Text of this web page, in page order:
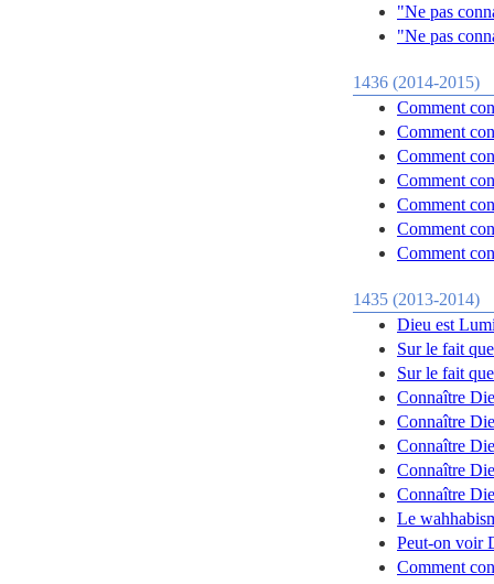
"Ne pas
"Ne pas
1436 (2014-2015)
Comment
Comment
Comment
Comment
Comment
Comment
Comment
1435 (2013-2014)
Dieu est
Sur le fait
Sur le fait
Connaître
Connaître
Connaître
Connaître
Connaître
Le
Peut-on voir
Comment